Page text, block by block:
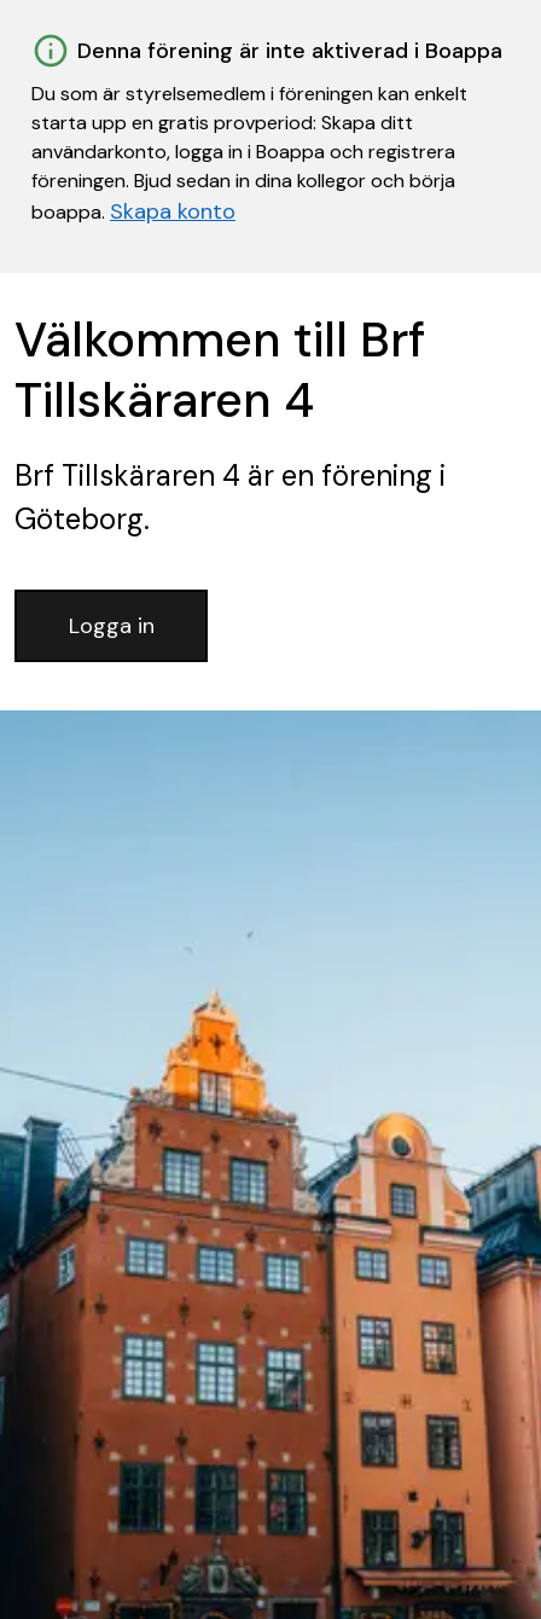
Denna förening är inte aktiverad i Boappa
Du som är styrelsemedlem i föreningen kan enkelt
starta upp en gratis provperiod: Skapa ditt
användarkonto, logga in i Boappa och registrera
föreningen. Bjud sedan in dina kollegor och börja
boappa. Skapa konto
Välkommen till Brf
Tillskäraren 4
Brf Tillskäraren 4 är en förening i
Göteborg.
Logga in